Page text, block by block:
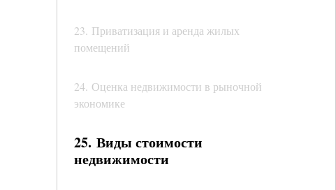
23. Приватизация и аренда жилых
помещений
24. Оценка недвижимости в рыночной
экономике
25. Виды стоимости
недвижимости